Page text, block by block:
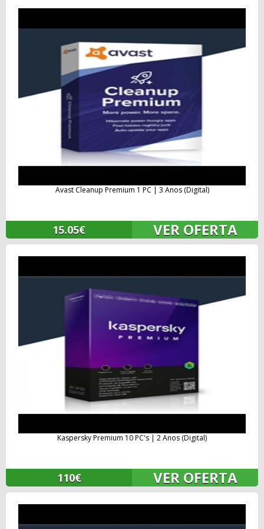
Avast Cleanup Premium 1 PC | 3 Anos (Digital)
15.05€ VER OFERTA
Kaspersky Premium 10 PC's | 2 Anos (Digital)
110€ VER OFERTA